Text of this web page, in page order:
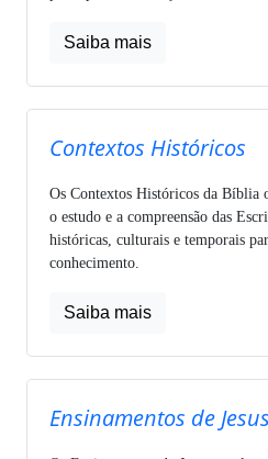
Saiba mais
Contextos Históricos
Os Contextos Históricos da Bíblia
o estudo e a compreensão das
históricas, culturais e temporais
conhecimento.
Saiba mais
Ensinamentos de Jesus